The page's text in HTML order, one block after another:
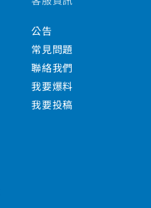
公告
常見問題
聯絡我們
我要爆料
我要投稿